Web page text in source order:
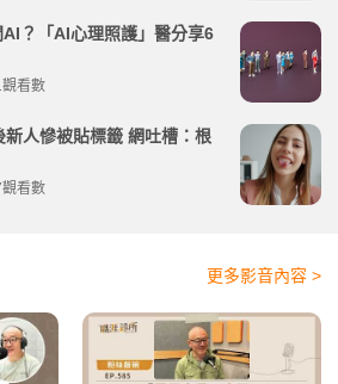
？「AI心理照護」醫分享6
看數
人慘被貼標籤 網吐槽：根
看數
更多影音內容 >